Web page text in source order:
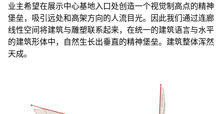
业主希望在展示中心基地入口处创造一个视觉制高点的精神
堡垒，吸引远处和高架方向的人流目光。因此我们通过连廊
线性空间将建筑与雕塑联系起来，在统一的建筑语言与水平
的建筑形体中，自然生长出垂直的精神堡垒。建筑整体浑然
天成。